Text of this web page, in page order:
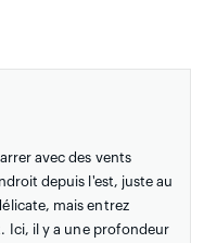
avec des vents
depuis l'est, juste au
mais entrez
Ici, il y a une profondeur